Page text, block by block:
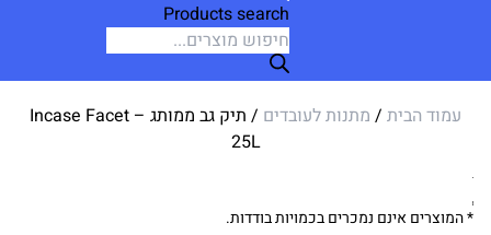
Products search
עמוד הבית / מתנות לעובדים
/ תיק גב ממותג – Incase Facet
25L
* המוצרים אינם נמכרים בכמויות בודדות.